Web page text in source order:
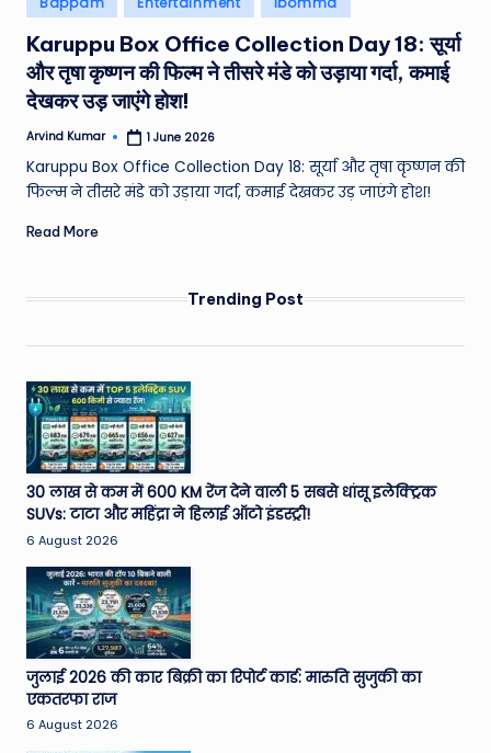
e
a
t
h
er
,
T
c
h
&
M
o
vi
e
N
e
w
s
A
ro
in
Karuppu Box Office Collection Day 18: सूर्या
और तृषा कृष्णन की फिल्म ने तीसरे मंडे को उड़ाया गर्दा, कमाई
देखकर उड़ जाएंगे होश!
Posted
Arvind Kumar 1 June 2026
Karuppu Box Office Collection Day 18: सूर्या और तृषा कृष्णन की
फिल्म ने तीसरे मंडे को उड़ाया गर्दा, कमाई देखकर उड़ जाएंगे होश!
Read More
Trending Post
30 लाख से कम में 600 KM रेंज देने वाली 5 सबसे धांसू इलेक्ट्रिक
SUVs: टाटा और महिंद्रा ने हिलाई ऑटो इंडस्ट्री!
6 August 2026
जुलाई 2026 की कार बिक्री का रिपोर्ट कार्ड: मारुति सुजुकी का
एकतरफा राज
6 August 2026